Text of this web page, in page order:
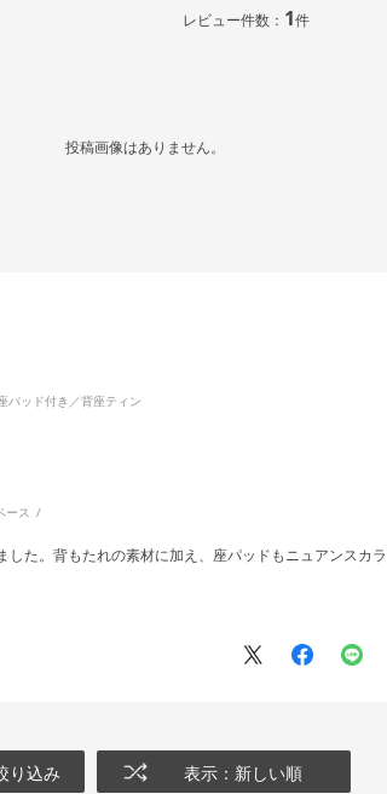
レビュー件数： 1件
投稿画像はありません。
パッド付き／背座ティン
ース
た。背もたれの素材に加え、座パッドもニュアンスカ
り込み 表示：新しい順